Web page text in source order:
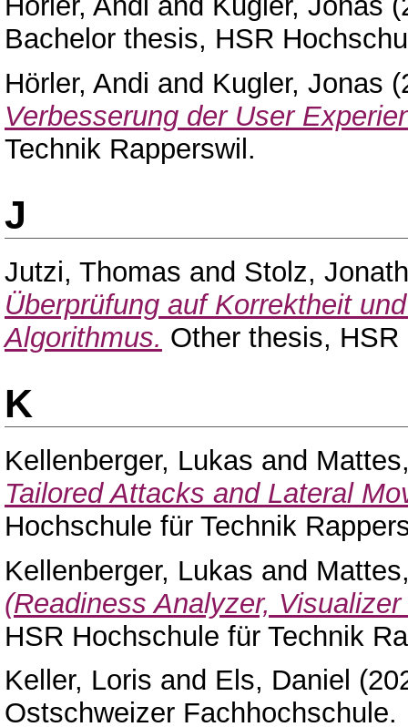
Bachelor thesis, HSR
Hörler, Andi and Kugler, Jonas
Verbesserung der User
Technik Rapperswil.
J
Jutzi, Thomas and Stolz,
Überprüfung auf Korrektheit
Algorithmus. Other thesis,
K
Kellenberger, Lukas and
Tailored Attacks and Lateral
Hochschule für Technik
Kellenberger, Lukas and
(Readiness Analyzer,
HSR Hochschule für Technik
Keller, Loris and Els, Daniel
Ostschweizer Fachhochschule.